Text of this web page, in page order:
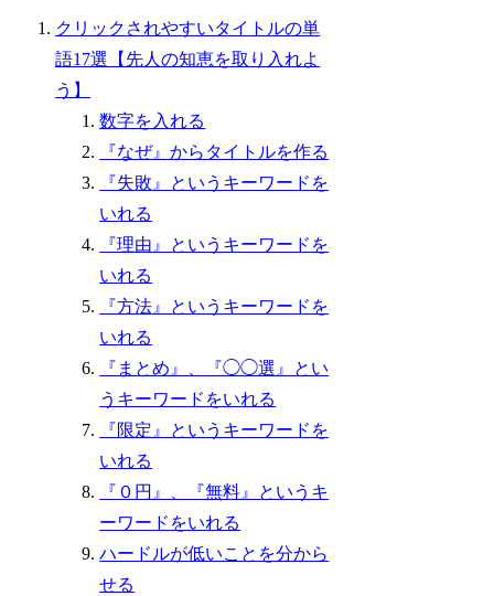
クリックされやすいタイトルの単
語17選【先人の知恵を取り入れよ
う】
数字を入れる
『なぜ』からタイトルを作る
『失敗』というキーワードを
いれる
『理由』というキーワードを
いれる
『方法』というキーワードを
いれる
『まとめ』、『◯◯選』とい
うキーワードをいれる
『限定』というキーワードを
いれる
『０円』、『無料』というキ
ーワードをいれる
ハードルが低いことを分から
せる